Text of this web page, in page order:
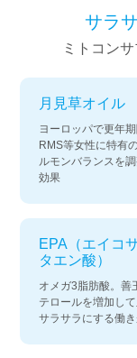
サラ
ミトコン
月見草オイル
ヨーロッパで更年
RMS等女性に特有
ルモンバランスを
効果
EPA（エイコ
タエン酸）
オメガ3脂肪酸。善
テロールを増加し
サラサラにする働